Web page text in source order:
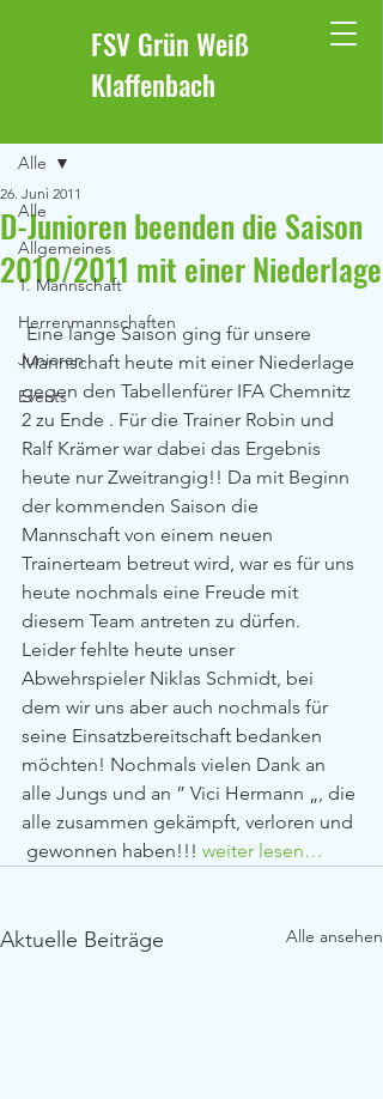
FSV Grün Weiß
Klaffenbach
Alle
Allgemeines
1. Mannschaft
Herrenmannschaften
Junioren
Events
Alle
D-Junioren beenden die Saison
2010/2011 mit einer Niederlage
26. Juni 2011
Mannschaft heute mit einer Niederlage
gegen den Tabellenfürer IFA Chemnitz
2 zu Ende . Für die Trainer Robin und
Ralf Krämer war dabei das Ergebnis
heute nur Zweitrangig!! Da mit Beginn
der kommenden Saison die
Mannschaft von einem neuen
Trainerteam betreut wird, war es für uns
heute nochmals eine Freude mit
diesem Team antreten zu dürfen.
Leider fehlte heute unser
Abwehrspieler Niklas Schmidt, bei
dem wir uns aber auch nochmals für
seine Einsatzbereitschaft bedanken
möchten! Nochmals vielen Dank an
alle Jungs und an ” Vici Hermann „, die
alle zusammen gekämpft, verloren und
gewonnen haben!!! weiter lesen…
Aktuelle Beiträge Alle ansehen